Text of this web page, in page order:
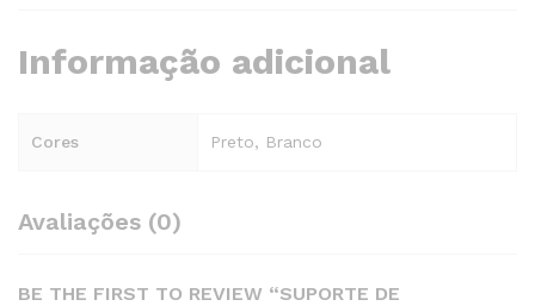
Informação adicional
Cores Preto, Branco
Avaliações (0)
BE THE FIRST TO REVIEW “SUPORTE DE